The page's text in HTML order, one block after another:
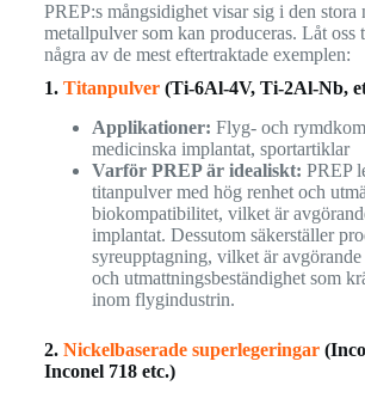
PREP:s mångsidighet visar sig i den stora
metallpulver som kan produceras. Låt oss
några av de mest eftertraktade exemplen:
1. Titanpulver(Ti-6Al-4V, Ti-2Al-Nb,
Applikationer: Flyg- och
medicinska implantat, sportartiklar
Varför PREP är idealiskt: PREP
titanpulver med hög renhet och
biokompatibilitet, vilket är
implantat. Dessutom säkerställer
syreupptagning, vilket är
och utmattningsbeständighet som
inom flygindustrin.
2. Nickelbaserade superlegeringar
Inconel 718 etc.)